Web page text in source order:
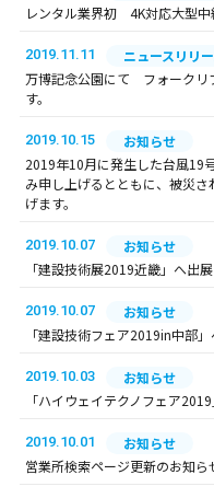
レンタル業界初 4K対応大型中
2019.11.11
ニュースリリ
万博記念公園にて フォークリ
す。
2019.10.15
お知らせ
2019年10月に発生した台風19
み申し上げるとともに、被災
げます。
2019.10.07
お知らせ
「建設技術展2019近畿」へ出
2019.10.07
お知らせ
「建設技術フェア2019in中部
2019.10.03
お知らせ
「ハイウェイテクノフェア
2019.10.01
お知らせ
営業所検索ページ更新のお知ら